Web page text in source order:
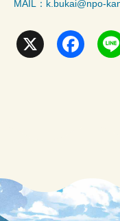
MAIL：k.bukai@npo-
o
o